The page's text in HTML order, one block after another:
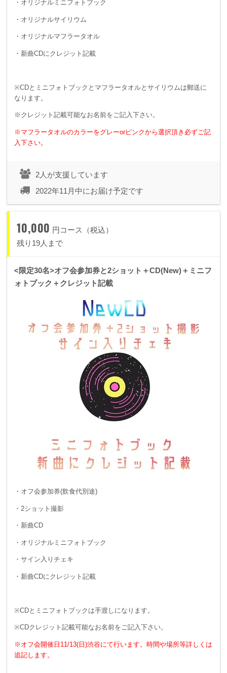
・オリジナルミニフォトブック
・オリジナルサイリウム
・オリジナルマフラータオル
・新曲CDにクレジット記載
※CDとミニフォトブックとマフラータオルとサイリウムは郵送に
なります。
※クレジット記載可能なお名前をご記入下さい。
※マフラータオルのカラーをグレーorピンクから選択頂き必ずご記
入下さい。
2人が支援しています
2022年11月中にお届け予定です
10,000 円コース（税込）
残り19人まで
<限定30名>オフ会参加券と2ショット＋CD(New)＋ミニフ
ォトブック＋クレジット記載
・オフ会参加券(飲食代別途)
・2ショット撮影
・新曲CD
・オリジナルミニフォトブック
・サイン入りチェキ
・新曲CDにクレジット記載
※CDとミニフォトブックは手渡しになります。
※CDクレジット記載可能なお名前をご記入下さい。
※オフ会開催日11/13(日)渋谷にて行います。時間や場所等詳しくは
追記します。